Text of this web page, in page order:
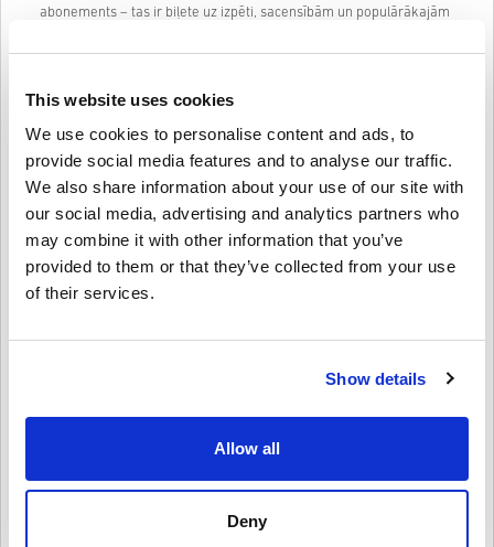
This website uses cookies
We use cookies to personalise content and ads, to
provide social media features and to analyse our traffic.
We also share information about your use of our site with
our social media, advertising and analytics partners who
may combine it with other information that you’ve
provided to them or that they’ve collected from your use
of their services.
Show details
Allow all
Deny
abonements – tas ir biļete uz izpēti, sacensībām un populārākajām
Play piedāvā bezgalīgu izklaidi.
vairāk spēļu, vairāk balvu un vairāk jautrības.
Jauns Livecards.net? Digitālo kodu iegāde ir ātra un vienkārša:
produkti tiks piegādāti pirms norādītā
izlaišanas datuma vai tajā, savukārt noliktavā esošās preces
• Pirkumi, kas tiek uzskatīti par komerciāliem nolūkiem, netiks
• Ja rodas problēmas ar pirkumu, lūdzu, informējiet mūs,
Sazinieties ar mums veidlapu
• Šos lejupielādējamos kodus ir izstrādājis spēles izstrādātājs,
un tāpēc tie ir oriģināli.
• Lejupielādējams saturs vai DLC produkti — lai spēlētu šo
Dota zvaigzne:
17-08-2025
3/5
darbojās labi.